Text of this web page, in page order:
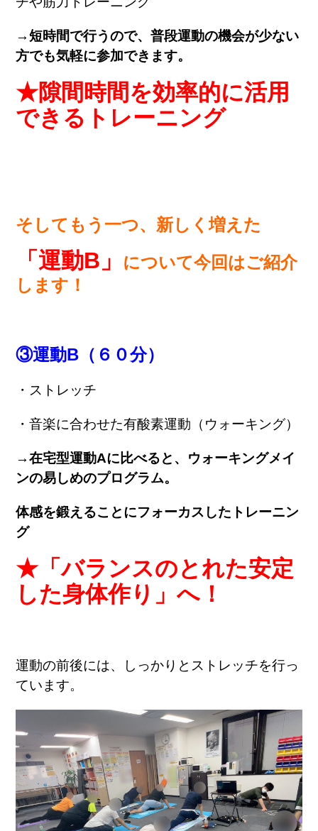
→短時間で行うので、普段運動の機会が少ない
方でも気軽に参加できます。
★隙間時間を効率的に活用
できるトレーニング
そしてもう一つ、新しく増えた
「運動B」
について今回はご紹介
します！
③運動B（６０分）
・ストレッチ
・音楽に合わせた有酸素運動（ウォーキング）
→在宅型運動Aに比べると、ウォーキングメイ
ンの易しめのプログラム。
体感を鍛えることにフォーカスしたトレーニン
グ
★「バランスのとれた安定
した身体作り」へ！
運動の前後には、しっかりとストレッチを行っ
ています。